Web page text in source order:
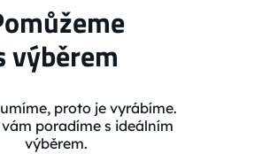
výběrem
proto je vyrábíme.
poradíme s ideálním
výběrem.